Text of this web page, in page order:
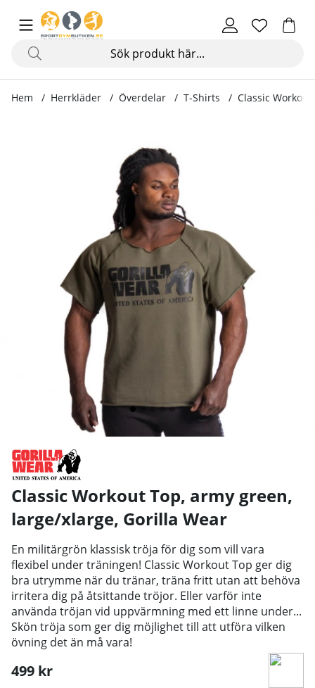
Hem Herrkläder Överdelar T-Shirts Classic
Classic Workout Top, army green,
large/xlarge, Gorilla Wear
En militärgrön klassisk tröja för dig som vill vara
flexibel under träningen! Classic Workout Top ger dig
bra utrymme när du tränar, träna fritt utan att behöva
irritera dig på åtsittande tröjor. Eller varför inte
använda tröjan vid uppvärmning med ett linne under...
Skön tröja som ger dig möjlighet till att utföra vilken
övning det än må vara!
499 kr